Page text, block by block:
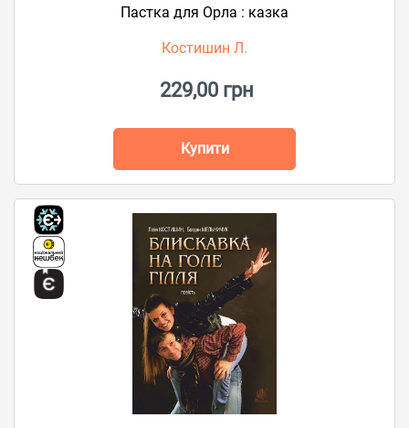
Пастка для Орла : казка
Костишин Л.
229,00 грн
Купити